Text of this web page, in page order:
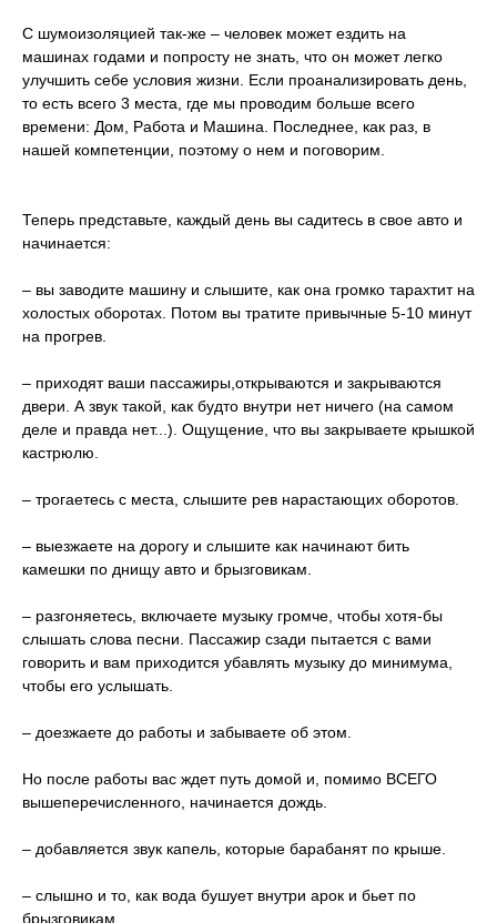
С шумоизоляцией так-же – человек может ездить на
машинах годами и попросту не знать, что он может легко
улучшить себе условия жизни. Если проанализировать день,
то есть всего 3 места, где мы проводим больше всего
времени: Дом, Работа и Машина. Последнее, как раз, в
нашей компетенции, поэтому о нем и поговорим.
Теперь представьте, каждый день вы садитесь в свое авто и
начинается:
– вы заводите машину и слышите, как она громко тарахтит на
холостых оборотах. Потом вы тратите привычные 5-10 минут
на прогрев.
– приходят ваши пассажиры,открываются и закрываются
двери. А звук такой, как будто внутри нет ничего (на самом
деле и правда нет...). Ощущение, что вы закрываете крышкой
кастрюлю.
– трогаетесь с места, слышите рев нарастающих оборотов.
– выезжаете на дорогу и слышите как начинают бить
камешки по днищу авто и брызговикам.
– разгоняетесь, включаете музыку громче, чтобы хотя-бы
слышать слова песни. Пассажир сзади пытается с вами
говорить и вам приходится убавлять музыку до минимума,
чтобы его услышать.
– доезжаете до работы и забываете об этом.
Но после работы вас ждет путь домой и, помимо ВСЕГО
вышеперечисленного, начинается дождь.
– добавляется звук капель, которые барабанят по крыше.
– слышно и то, как вода бушует внутри арок и бьет по
брызговикам.